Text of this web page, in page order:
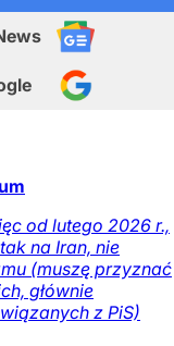
od lutego 2026 r.,
na Iran, nie
(muszę przyznać
głównie
z PiS)